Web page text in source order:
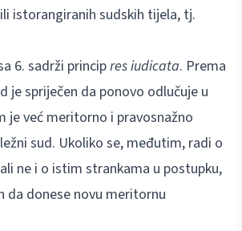
istorangiranih sudskih tijela, tj.
6. sadrži principres iudicata. Prema
je spriječen da ponovo odlučuje u
je već meritorno i pravosnažno
sud. Ukoliko se, međutim, radi o
ne i o istim strankama u postupku,
da donese novu meritornu